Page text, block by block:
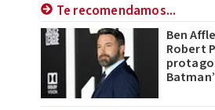
Te recomendamos...
Ben
Robert
Batman’